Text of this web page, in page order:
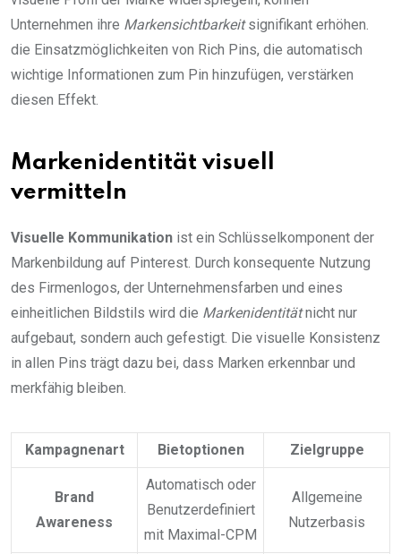
Unternehmen ihre Markensichtbarkeitsignifikant erhöhen.
die Einsatzmöglichkeiten von Rich Pins, die automatisch
wichtige Informationen zum Pin hinzufügen, verstärken
diesen Effekt.
Markenidentität visuell
vermitteln
Visuelle Kommunikation ist ein Schlüsselkomponent der
Markenbildung auf Pinterest. Durch konsequente Nutzung
des Firmenlogos, der Unternehmensfarben und eines
einheitlichen Bildstils wird die Markenidentitätnicht nur
aufgebaut, sondern auch gefestigt. Die visuelle Konsistenz
in allen Pins trägt dazu bei, dass Marken erkennbar und
merkfähig bleiben.
Kampagnenart Bietoptionen Zielgruppe
Brand
Awareness
Automatisch oder
Benutzerdefiniert
mit Maximal-CPM
Allgemeine
Nutzerbasis